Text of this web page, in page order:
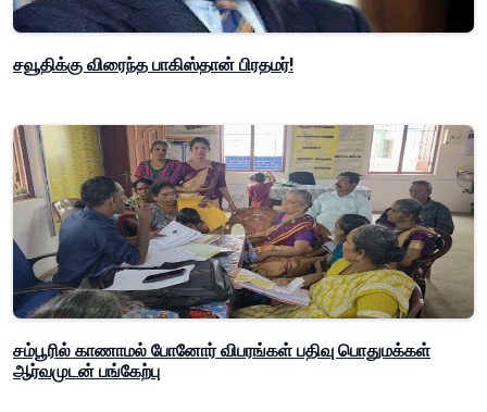
சவூதிக்கு விரைந்த பாகிஸ்தான் பிரதமர்!
சம்பூரில் காணாமல் போனோர் விபரங்கள் பதிவு பொதுமக்கள்
ஆர்வமுடன் பங்கேற்பு